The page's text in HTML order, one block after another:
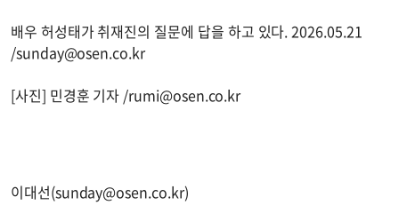
배우 허성태가 취재진의 질문에 답을 하고 있다. 2026.05.21
/sunday@osen.co.kr
[사진] 민경훈 기자 /rumi@osen.co.kr
이대선(sunday@osen.co.kr)